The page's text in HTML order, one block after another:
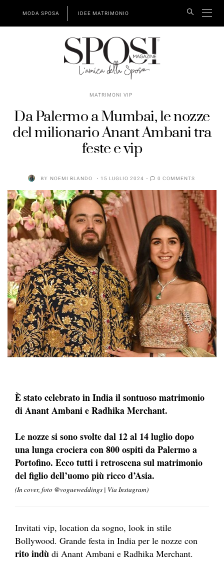
MODA SPOSA IDEE MATRIMONIO
MATRIMONI VIP
Da Palermo a Mumbai, le nozze
del milionario Anant Ambani tra
feste e vip
BY NOEMI BLANDO 15 LUGLIO 2024 0 COMMENTS
È stato celebrato in India il sontuoso matrimonio
di Anant Ambani e Radhika Merchant.
Le nozze si sono svolte dal 12 al 14 luglio dopo
una lunga crociera con 800 ospiti da Palermo a
Portofino. Ecco tutti i retroscena sul matrimonio
del figlio dell’uomo più ricco d’Asia.
(In cover, foto @vogueweddings | Via Instagram)
Invitati vip, location da sogno, look in stile
Bollywood. Grande festa in India per le nozze con
rito indù di Anant Ambani e Radhika Merchant.